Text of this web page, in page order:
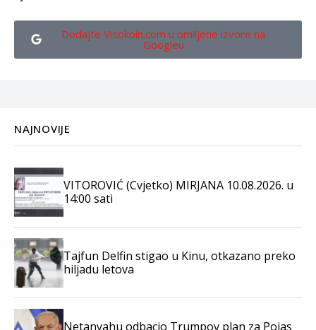
Dodajte Visokoin.com u omiljene izvore na
Googleu
NAJNOVIJE
VITOROVIĆ (Cvjetko) MIRJANA 10.08.2026. u
14:00 sati
Tajfun Delfin stigao u Kinu, otkazano preko
hiljadu letova
Netanyahu odbacio Trumpov plan za Pojas